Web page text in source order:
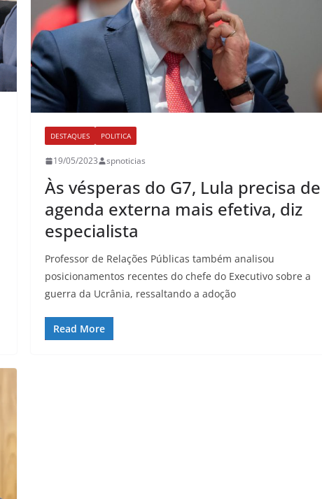
DESTAQUES POLITICA
19/05/2023 spnoticias
Às vésperas do G7, Lula precisa de
agenda externa mais efetiva, diz
especialista
Professor de Relações Públicas também analisou
posicionamentos recentes do chefe do Executivo sobre a
guerra da Ucrânia, ressaltando a adoção
Read More